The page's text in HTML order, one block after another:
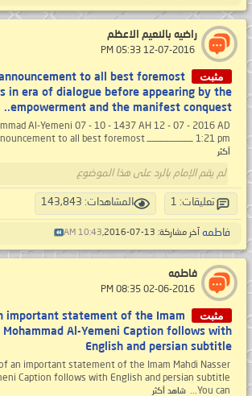
راضيه بالنعيم الاعظم
مثبت
to all best foremost
in era of dialogue before appearing by the
empowerment and the manifest conquest..
Al-Yemeni 07 - 10 - 1437 AH 12 - 07 - 2016 AD
1:21 pm ـــــــــــــــــــ Urgent announcement to all best foremost...
أكثر
لم يقم الإمام بالرد على هذا الموضوع
تعليقات: 1 المشاهدات: 143,843
فاطمه آخر مشاركة: 13-07-2016, 10:43 AM
فاطمه
مثبت
important statement of the Imam
Mohammad Al-Yemeni Caption follows with
English and persian subtitle
of an important statement of the Imam Mahdi Nasser
Caption follows with English and persian subtitle
You can...
شاهد أكثر